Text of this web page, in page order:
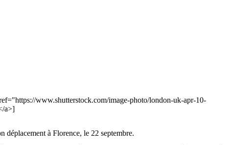
www.shutterstock.com/image-photo/london-uk-apr-10-
a>]
déplacement à Florence, le 22 septembre.